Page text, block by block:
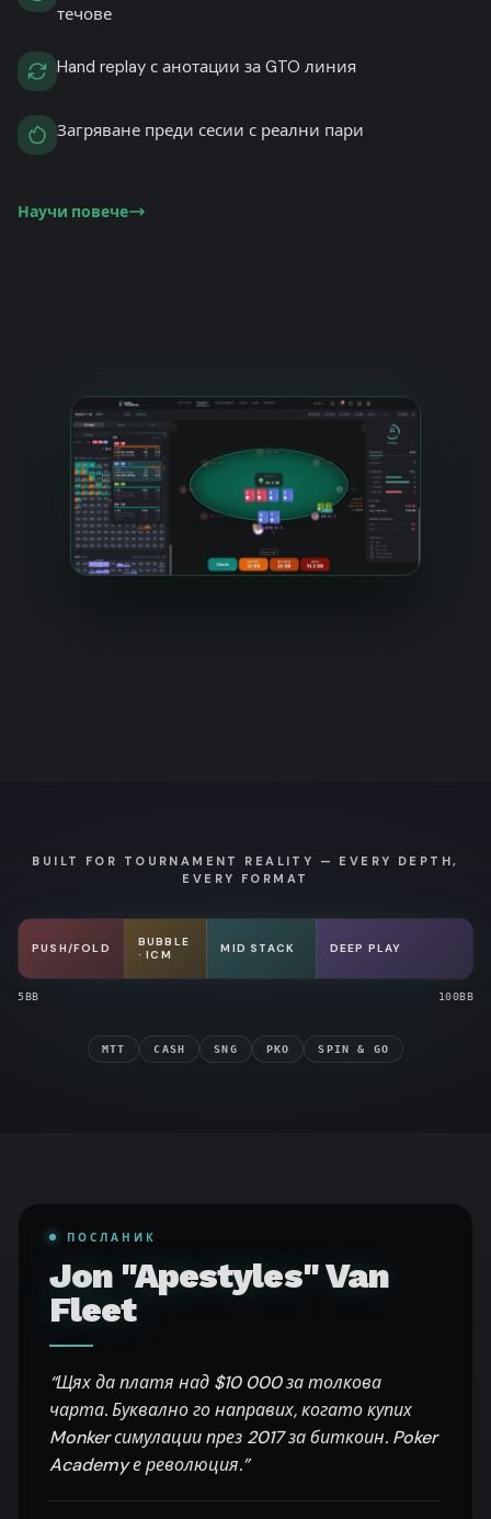
течове
Hand replay с анотации за GTO линия
Загряване преди сесии с реални пари
Научи повече
BUILT FOR TOURNAMENT REALITY — EVERY DEPTH,
EVERY FORMAT
PUSH/FOLD
BUBBLE
· ICM
MID STACK DEEP PLAY
5BB 100BB
MTT CASH SNG PKO SPIN & GO
ПОСЛАНИК
Jon "Apestyles" Van
Fleet
“Щях да платя над $10 000 за толкова
чарта. Буквално го направих, когато купих
Monker симулации през 2017 за биткоин. Poker
Academy е революция.”